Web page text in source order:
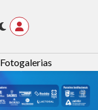
Fotogalerias